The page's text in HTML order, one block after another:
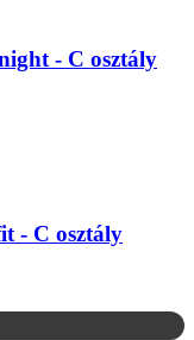
- C osztály
- C osztály